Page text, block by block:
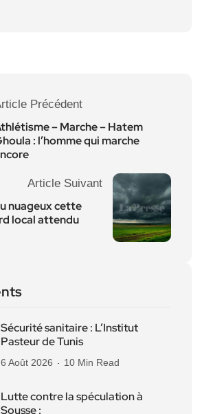
Précédent
– Marche – Hatem
: l’homme qui marche
Article Suivant
nuageux cette
local attendu
Sécurité sanitaire : L’Institut
Pasteur de Tunis
6 Août 2026 10 Min Read
Lutte contre la spéculation à
Sousse :